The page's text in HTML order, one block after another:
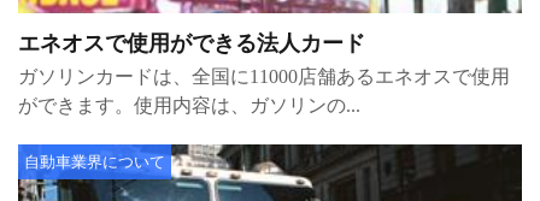
エネオスで使用ができる法人カード
ガソリンカードは、全国に11000店舗あるエネオスで使用
ができます。使用内容は、ガソリンの...
自動車業界について